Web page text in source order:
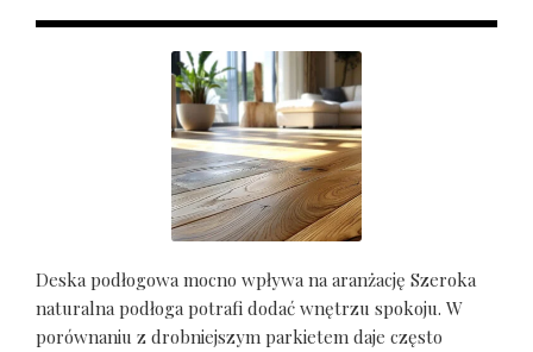
Deska podłogowa mocno wpływa na aranżację Szeroka
naturalna podłoga potrafi dodać wnętrzu spokoju. W
porównaniu z drobniejszym parkietem daje często